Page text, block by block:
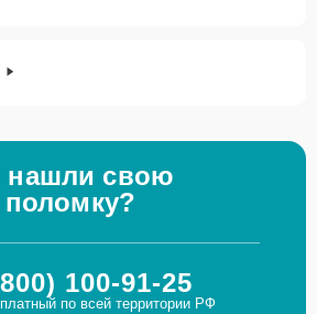
нашли свою
поломку?
100-91-25
по всей территории РФ